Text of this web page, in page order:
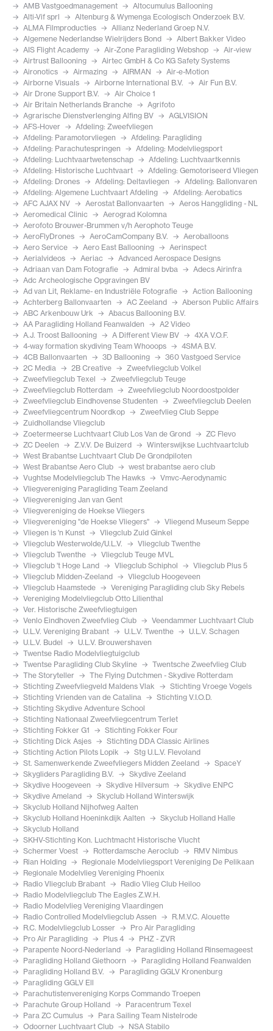
AMB Vastgoedmanagement
Altocumulus Ballooning
Alti-Vif sprl
Altenburg & Wymenga Ecologisch Onderzoek B.V.
ALMA Filmproducties
Allianz Nederland Groep N.V.
Algemene Nederlandse Wielrijders Bond
Albert Bakker Video
AIS Flight Academy
Air-Zone Paragliding Webshop
Air-view
Airtrust Ballooning
Airtec GmbH & Co KG Safety Systems
Aironotics
Airmazing AIRMAN
Air-e-Motion
Airborne Visuals
Airborne International B.V.
Air Fun B.V.
Air Drone Support B.V.
Air Choice 1
Air Britain Netherlands Branche
Agrifoto
Agrarische Dienstverlenging Alfing BV
AGLVISION
AFS-Hover
Afdeling: Zweefvliegen
Afdeling: Paramotorvliegen
Afdeling: Paragliding
Afdeling: Parachutespringen
Afdeling: Modelvliegsport
Afdeling: Luchtvaartwetenschap
Afdeling: Luchtvaartkennis
Afdeling: Historische Luchtvaart
Afdeling: Gemotoriseerd Vliegen
Afdeling: Drones
Afdeling: Deltavliegen
Afdeling: Ballonvaren
Afdeling: Algemene Luchtvaart Afdeling
Afdeling: Aerobatics
AFC AJAX NV
Aerostat Ballonvaarten
Aeros Hanggliding - NL
Aeromedical Clinic
Aerograd Kolomna
Aerofoto Brouwer-Brummen v/h Aerophoto Teuge
AeroFlyDrones
AeroCamCompany B.V.
Aeroballoons
Aero Service
Aero East Ballooning
Aerinspect
Aerialvideos
Aeriac
Advanced Aerospace Designs
Adriaan van Dam Fotografie
Admiral bvba
Adecs Airinfra
Adc Archeologische Opgravingen BV
Ad van Lit, Reklame- en Industriële Fotografie
Action Ballooning
Achterberg Ballonvaarten
AC Zeeland
Aberson Public Affairs
ABC Arkenbouw Urk
Abacus Ballooning B.V.
AA Paragliding Holland Feanwalden
A2 Video
A.J. Troost Ballooning
A Different View BV
4XA V.O.F.
4-way formation skydiving Team Whooops
4SMA B.V.
4CB Ballonvaarten
3D Ballooning
360 Vastgoed Service
2C Media
2B Creative
Zweefvliegclub Volkel
Zweefvliegclub Texel
Zweefvliegclub Teuge
Zweefvliegclub Rotterdam
Zweefvliegclub Noordoostpolder
Zweefvliegclub Eindhovense Studenten
Zweefvliegclub Deelen
Zweefvliegcentrum Noordkop
Zweefvlieg Club Seppe
Zuidhollandse Vliegclub
Zoetermeerse Luchtvaart Club Los Van de Grond
ZC Flevo
ZC Deelen
Z.V.V. De Buizerd
Winterswijkse Luchtvaartclub
West Brabantse Luchtvaart Club De Grondpiloten
West Brabantse Aero Club
west brabantse aero club
Vughtse Modelvliegclub The Hawks
Vmvc-Aerodynamic
Vliegvereniging Paragliding Team Zeeland
Vliegvereniging Jan van Gent
Vliegvereniging de Hoekse Vliegers
Vliegvereniging "de Hoekse Vliegers"
Vliegend Museum Seppe
Vliegen is 'n Kunst
Vliegclub Zuid Ginkel
Vliegclub Westerwolde/U.L.V.
Vliegclub Twenthe
Vliegclub Twenthe
Vliegclub Teuge MVL
Vliegclub 't Hoge Land
Vliegclub Schiphol
Vliegclub Plus 5
Vliegclub Midden-Zeeland
Vliegclub Hoogeveen
Vliegclub Haamstede
Vereniging Paragliding club Sky Rebels
Vereniging Modelvliegclub Otto Lilienthal
Ver. Historische Zweefvliegtuigen
Venlo Eindhoven Zweefvlieg Club
Veendammer Luchtvaart Club
U.L.V. Vereniging Brabant
U.L.V. Twenthe
U.L.V. Schagen
U.L.V. Budel
U.L.V. Brouwershaven
Twentse Radio Modelvliegtuigclub
Twentse Paragliding Club Skyline
Twentsche Zweefvlieg Club
The Storyteller
The Flying Dutchmen - Skydive Rotterdam
Stichting Zweefvliegveld Maldens Vlak
Stichting Vroege Vogels
Stichting Vrienden van de Catalina
Stichting V.I.O.D.
Stichting Skydive Adventure School
Stichting Nationaal Zweefvliegcentrum Terlet
Stichting Fokker G1
Stichting Fokker Four
Stichting Dick Asjes
Stichting DDA Classic Airlines
Stichting Action Pilots Lopik
Stg U.L.V. Flevoland
St. Samenwerkende Zweefvliegers Midden Zeeland
SpaceY
Skygliders Paragliding B.V.
Skydive Zeeland
Skydive Hoogeveen
Skydive Hilversum
Skydive ENPC
Skydive Ameland
Skyclub Holland Winterswijk
Skyclub Holland Nijhofweg Aalten
Skyclub Holland Hoeninkdijk Aalten
Skyclub Holland Halle
Skyclub Holland
SKHV-Stichting Kon. Luchtmacht Historische Vlucht
Schermer Voest
Rotterdamsche Aeroclub
RMV Nimbus
Rian Holding
Regionale Modelvliegsport Vereniging De Pelikaan
Regionale Modelvlieg Vereniging Phoenix
Radio Vliegclub Brabant
Radio Vlieg Club Heiloo
Radio Modelvliegclub The Eagles Z.W.H.
Radio Modelvlieg Vereniging Vlaardingen
Radio Controlled Modelvliegclub Assen
R.M.V.C. Alouette
R.C. Modelvliegclub Losser
Pro Air Paragliding
Pro Air Paragliding
Plus 4
PHZ - ZVR
Parapente Noord-Nederland
Paragliding Holland Rinsemageest
Paragliding Holland Giethoorn
Paragliding Holland Feanwalden
Paragliding Holland B.V.
Paragliding GGLV Kronenburg
Paragliding GGLV Ell
Parachutistenvereniging Korps Commando Troepen
Parachute Group Holland
Paracentrum Texel
Para ZC Cumulus
Para Sailing Team Nistelrode
Odoorner Luchtvaart Club
NSA Stabilo